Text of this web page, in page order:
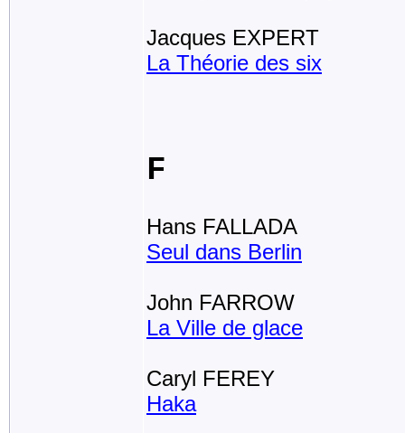
Jacques EXPERT
La Théorie des six
F
Hans FALLADA
Seul dans Berlin
John FARROW
La Ville de glace
Caryl FEREY
Haka